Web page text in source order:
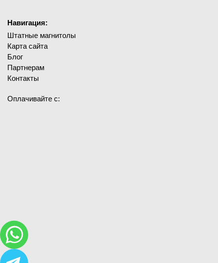
Навигация:
Штатные магнитолы
Карта сайта
Блог
Партнерам
Контакты
Оплачивайте с: